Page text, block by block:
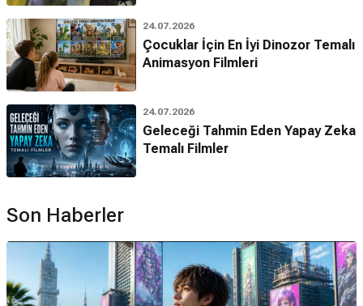
24.07.2026
Çocuklar İçin En İyi Dinozor Temalı
Animasyon Filmleri
24.07.2026
Geleceği Tahmin Eden Yapay Zeka
Temalı Filmler
Son Haberler